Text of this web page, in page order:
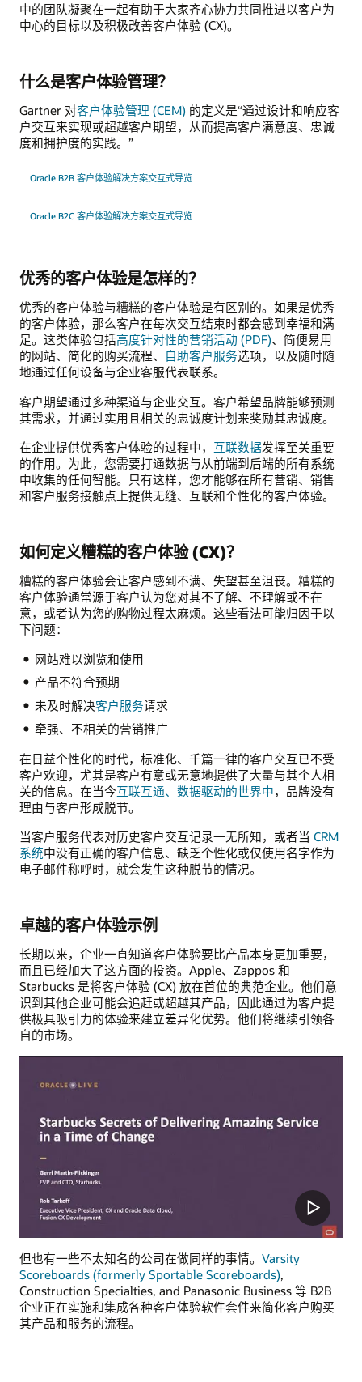
中的团队凝聚在一起有助于大家齐心协力共同推进以客户为
中心的目标以及积极改善客户体验 (CX)。
什么是客户体验管理？
Gartner 对客户体验管理 (CEM) 的定义是“通过设计和响应客
户交互来实现或超越客户期望，从而提高客户满意度、忠诚
度和拥护度的实践。”
Oracle B2B 客户体验解决方案交互式导览
Oracle B2C 客户体验解决方案交互式导览
优秀的客户体验是怎样的？
优秀的客户体验与糟糕的客户体验是有区别的。如果是优秀
的客户体验，那么客户在每次交互结束时都会感到幸福和满
足。这类体验包括高度针对性的营销活动 (PDF)、简便易用
的网站、简化的购买流程、 自助客户服务选项，以及随时随
地通过任何设备与企业客服代表联系。
客户期望通过多种渠道与企业交互。客户希望品牌能够预测
其需求，并通过实用且相关的忠诚度计划来奖励其忠诚度。
在企业提供优秀客户体验的过程中， 互联数据发挥至关重要
的作用。为此，您需要打通数据与从前端到后端的所有系统
中收集的任何智能。只有这样，您才能够在所有营销、销售
和客户服务接触点上提供无缝、互联和个性化的客户体验。
如何定义糟糕的客户体验 (CX)？
糟糕的客户体验会让客户感到不满、失望甚至沮丧。糟糕的
客户体验通常源于客户认为您对其不了解、不理解或不在
意，或者认为您的购物过程太麻烦。这些看法可能归因于以
下问题：
网站难以浏览和使用
产品不符合预期
未及时解决客户服务请求
牵强、不相关的营销推广
在日益个性化的时代，标准化、千篇一律的客户交互已不受
客户欢迎，尤其是客户有意或无意地提供了大量与其个人相
关的信息。在当今互联互通、数据驱动的世界中，品牌没有
理由与客户形成脱节。
当客户服务代表对历史客户交互记录一无所知，或者当 CRM
系统中没有正确的客户信息、缺乏个性化或仅使用名字作为
电子邮件称呼时，就会发生这种脱节的情况。
卓越的客户体验示例
长期以来，企业一直知道客户体验要比产品本身更加重要，
而且已经加大了这方面的投资。Apple、Zappos 和
Starbucks 是将客户体验 (CX) 放在首位的典范企业。他们意
识到其他企业可能会追赶或超越其产品，因此通过为客户提
供极具吸引力的体验来建立差异化优势。他们将继续引领各
自的市场。
但也有一些不太知名的公司在做同样的事情。 Varsity
Scoreboards (formerly Sportable Scoreboards),
Construction Specialties, and Panasonic Business 等 B2B
企业正在实施和集成各种客户体验软件套件来简化客户购买
其产品和服务的流程。